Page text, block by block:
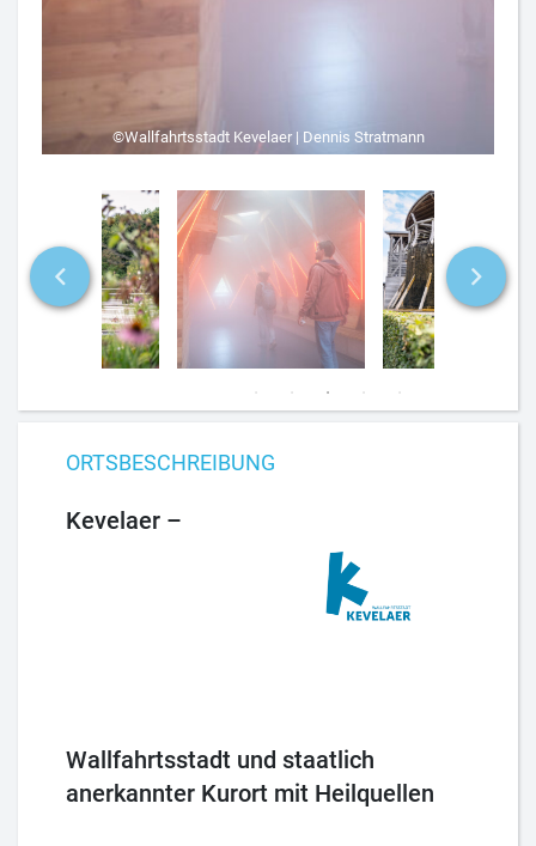
©Wallfahrtsstadt Kevelaer | Dennis Stratmann
ORTSBESCHREIBUNG
Kevelaer –
Wallfahrtsstadt und staatlich
anerkannter Kurort mit Heilquellen